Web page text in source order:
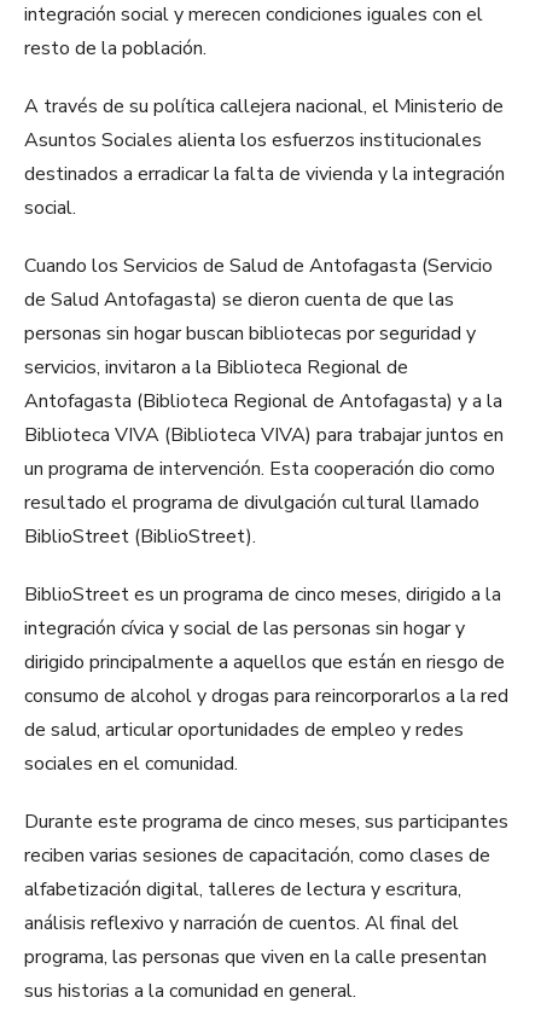
integración social y merecen condiciones iguales con el
resto de la población.
A través de su política callejera nacional, el Ministerio de
Asuntos Sociales alienta los esfuerzos institucionales
destinados a erradicar la falta de vivienda y la integración
social.
Cuando los Servicios de Salud de Antofagasta (Servicio
de Salud Antofagasta) se dieron cuenta de que las
personas sin hogar buscan bibliotecas por seguridad y
servicios, invitaron a la Biblioteca Regional de
Antofagasta (Biblioteca Regional de Antofagasta) y a la
Biblioteca VIVA (Biblioteca VIVA) para trabajar juntos en
un programa de intervención. Esta cooperación dio como
resultado el programa de divulgación cultural llamado
BiblioStreet (BiblioStreet).
BiblioStreet es un programa de cinco meses, dirigido a la
integración cívica y social de las personas sin hogar y
dirigido principalmente a aquellos que están en riesgo de
consumo de alcohol y drogas para reincorporarlos a la red
de salud, articular oportunidades de empleo y redes
sociales en el comunidad.
Durante este programa de cinco meses, sus participantes
reciben varias sesiones de capacitación, como clases de
alfabetización digital, talleres de lectura y escritura,
análisis reflexivo y narración de cuentos. Al final del
programa, las personas que viven en la calle presentan
sus historias a la comunidad en general.